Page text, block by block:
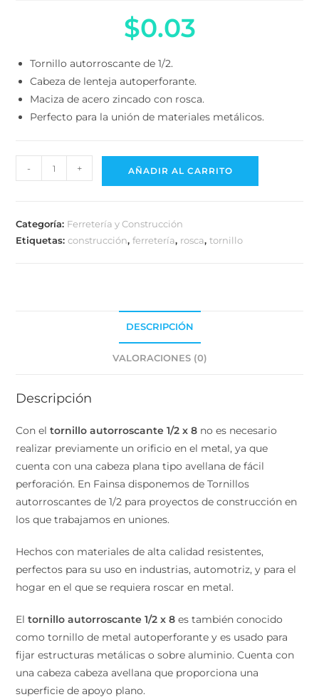
$0.03
Cabeza de lenteja autoperforante.
Maciza de acero zincado con rosca.
Perfecto para la unión de materiales metálicos.
- + AÑADIR AL CARRITO
Etiquetas: construcción,ferretería,rosca
DESCRIPCIÓN
VALORACIONES (0)
realizar previamente un orificio en el metal, ya que
cuenta con una cabeza plana tipo avellana de fácil
perforación. En Fainsa disponemos de Tornillos
autorroscantes de 1/2 para proyectos de construcción
en los que trabajamos en uniones.
perfectos para su uso en industrias, automotriz, y para
el hogar en el que se requiera roscar en metal.
como tornillo de metal autoperforante y es usado para
fijar estructuras metálicas o sobre aluminio. Cuenta
con una cabeza cabeza avellana que proporciona una
superficie de apoyo plano.